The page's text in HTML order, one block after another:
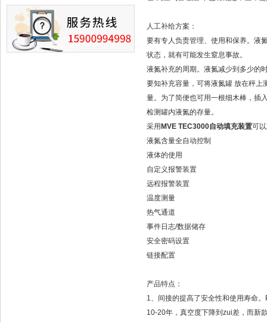
及
人工补给方案：
要有专人负责管理、使用和保养。液
状态，就有可能发生窒息事故。
液氮补充的周期。液氮减少到多少的
要知补充容量，可将液氮罐 放在秤
量。为了简便也可用一根细木棒，插
检测罐内液氮的存量。
采用 MVE TEC3000自动填充装置可
液氮含量全自动控制
液体的使用
自定义报警装置
远程报警装置
温度测量
热气通道
事件日志/数据储存
安全密码设置
链接配置
产品特点：
1、间接的提高了安全性和使用寿命
10-20年，真空度下降到zui差，而新